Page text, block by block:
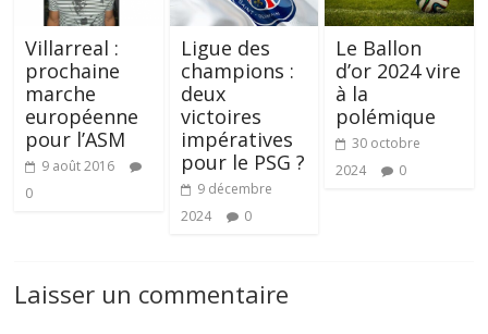
Villarreal :
prochaine
marche
européenne
pour l’ASM
9 août 2016
0
Ligue des
champions :
deux
victoires
impératives
pour le PSG ?
9 décembre
2024
0
Le Ballon
d’or 2024 vire
à la
polémique
30 octobre
2024
0
Laisser un commentaire